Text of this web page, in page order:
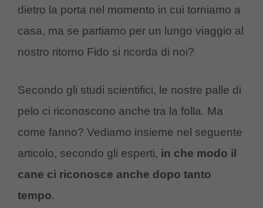
dietro la porta nel momento in cui torniamo a
casa, ma se partiamo per un lungo viaggio al
nostro ritorno Fido si ricorda di noi?
Secondo gli studi scientifici, le nostre palle di
pelo ci riconoscono anche tra la folla. Ma
come fanno? Vediamo insieme nel seguente
articolo, secondo gli esperti, in che modo il
cane ci riconosce anche dopo tanto
tempo.